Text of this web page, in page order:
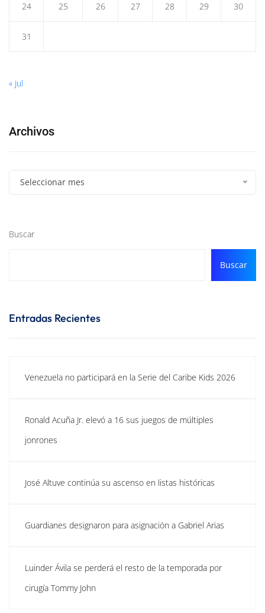
24 25 26 27 28 29 30
31
« Jul
Archivos
Seleccionar mes
Buscar
Buscar
Entradas Recientes
Venezuela no participará en la Serie del Caribe Kids 2026
Ronald Acuña Jr. elevó a 16 sus juegos de múltiples
jonrones
José Altuve continúa su ascenso en listas históricas
Guardianes designaron para asignación a Gabriel Arias
Luinder Ávila se perderá el resto de la temporada por
cirugía Tommy John